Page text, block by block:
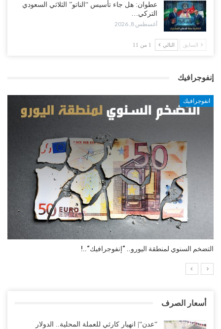
عطوان: هل جاء تأسيس “الناتو” الثلاثي السعودي
التركي…
أغسطس 8, 2026
السابق التالي 1 من 11
إنفوجرافيك
انفوجرافيك
“انفوجرافيك“| مؤشر الدين العام العالمي بنهاية 2024م..!
أسعار الصرف
“عدن“| انهيار كارثي للعملة المحلية.. الدولار